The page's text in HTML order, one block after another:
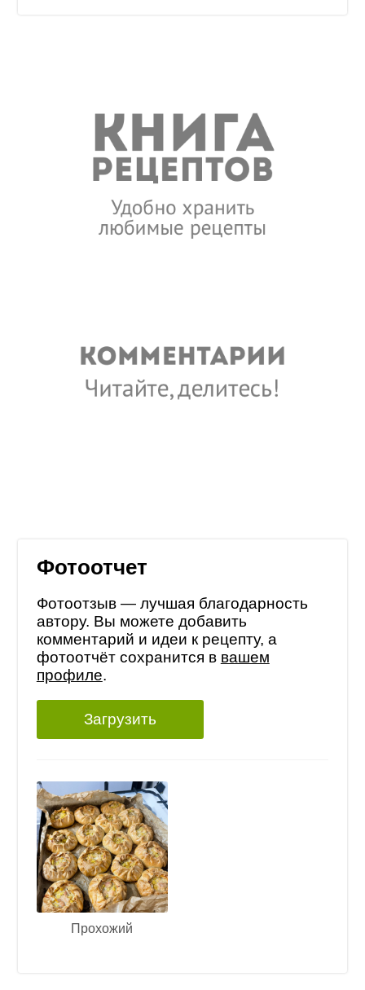
Фотоотчет
Фотоотзыв — лучшая благодарность
автору. Вы можете добавить
комментарий и идеи к рецепту, а
фотоотчёт сохранится в вашем
профиле.
Загрузить
Прохожий